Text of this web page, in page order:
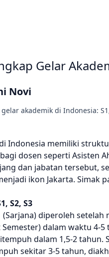
Gelar
Novi
akademik di Indonesia:
Indonesia memiliki
dosen seperti Asisten
dan jabatan tersebut,
ikon Jakarta. Simak
S2, S3
(Sarjana) diperoleh
Semester) dalam waktu
dalam 1,5-2
sekitar 3-5 tahun,